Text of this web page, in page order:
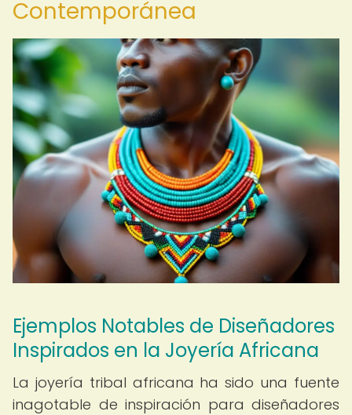
Contemporánea
Ejemplos Notables de Diseñadores
Inspirados en la Joyería Africana
La joyería tribal africana ha sido una fuente
inagotable de inspiración para diseñadores